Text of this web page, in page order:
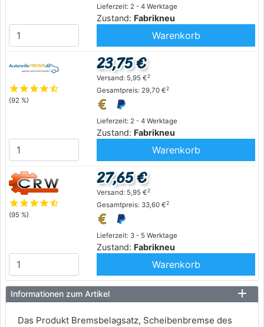
Lieferzeit: 2 - 4 Werktage
Zustand: Fabrikneu
Warenkorb
starstarstarstarstar_half
(92 %)
Lieferzeit: 2 - 4 Werktage
Zustand: Fabrikneu
23,75 €
Versand: 5,95 €2
Gesamtpreis: 29,70 €2
Warenkorb
starstarstarstarstar_half
(95 %)
Lieferzeit: 3 - 5 Werktage
Zustand: Fabrikneu
27,65 €
Versand: 5,95 €2
Gesamtpreis: 33,60 €2
Warenkorb
Informationen zum Artikel
Das Produkt Bremsbelagsatz, Scheibenbremse des